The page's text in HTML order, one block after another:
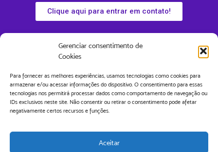
Gerenciar consentimento de
Cookies
Para fornecer as melhores experiências, usamos tecnologias como cookies para
armazenar e/ou acessar informações do dispositivo. O consentimento para essas
tecnologias nos permitirá processar dados como comportamento de navegação ou
IDs exclusivos neste site. Não consentir ou retirar o consentimento pode afetar
negativamente certos recursos e funções.
Aceitar
Clique aqui para entrar em contato!